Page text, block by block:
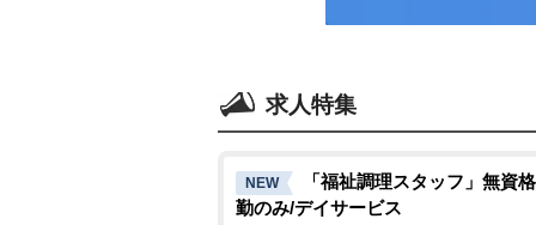
求人特集
NEW
「福祉調理スタッフ」無資
勤のみ/デイサービス